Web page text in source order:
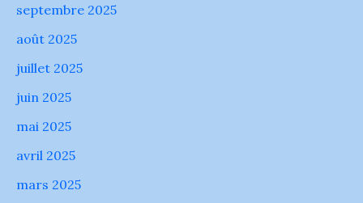
septembre 2025
août 2025
juillet 2025
juin 2025
mai 2025
avril 2025
mars 2025